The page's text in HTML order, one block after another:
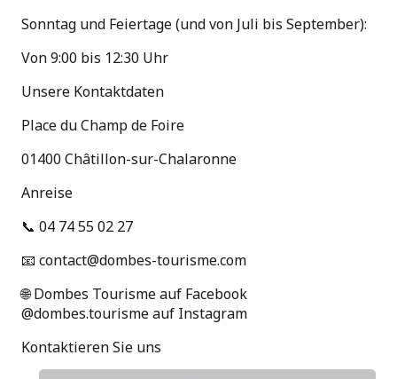
Sonntag und Feiertage (und von Juli bis September):
Von 9:00 bis 12:30 Uhr
Unsere Kontaktdaten
Place du Champ de Foire
01400 Châtillon-sur-Chalaronne
Anreise
📞 04 74 55 02 27
📧 contact@dombes-tourisme.com
🌐 Dombes Tourisme auf Facebook
@dombes.tourisme auf Instagram
Kontaktieren Sie uns